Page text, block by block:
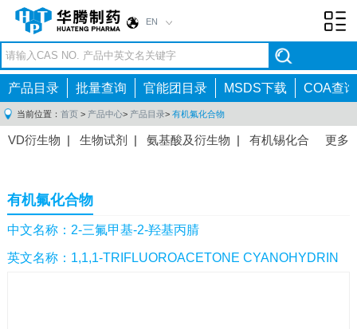
EN
产品目录 批量查询 官能团目录 MSDS下载 COA查询
当前位置： 首页 > 产品中心> 产品目录> 有机氟化合物
更多
VD衍生物 | 生物试剂 | 氨基酸及衍生物 | 有机锡化合
间体|抗高血压药物中间体
感染药物中间体|
体 |抗精神病药物中间体 |抗炎药物中间体
药中间体|其他原料药中间体|
有机氟化合物
中文名称：2-三氟甲基-2-羟基丙腈
英文名称：1,1,1-TRIFLUOROACETONE CYANOHYDRIN